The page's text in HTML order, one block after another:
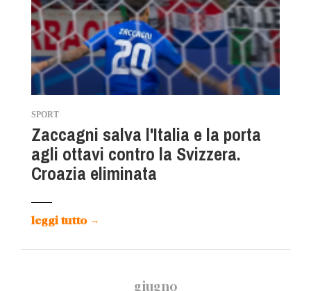
SPORT
Zaccagni salva l'Italia e la porta
agli ottavi contro la Svizzera.
Croazia eliminata
leggi tutto →
giugno